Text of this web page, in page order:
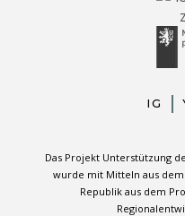
IG
Das Projekt Unterstützung
wurde mit Mitteln aus dem
Republik aus dem